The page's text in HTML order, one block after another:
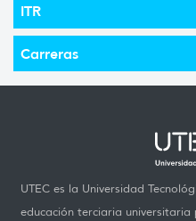
ITR
Carreras
UTEC es la Universidad
educación terciaria